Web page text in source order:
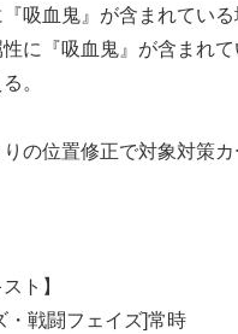
『吸血鬼』が含まれてい
に『吸血鬼』が含まれ
。
りの位置修正で対象対策
ト】
・戦闘フェイズ]常時